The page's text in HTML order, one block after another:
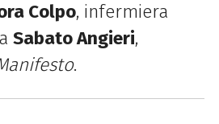
Colpo, infermiera
Sabato Angieri,
.